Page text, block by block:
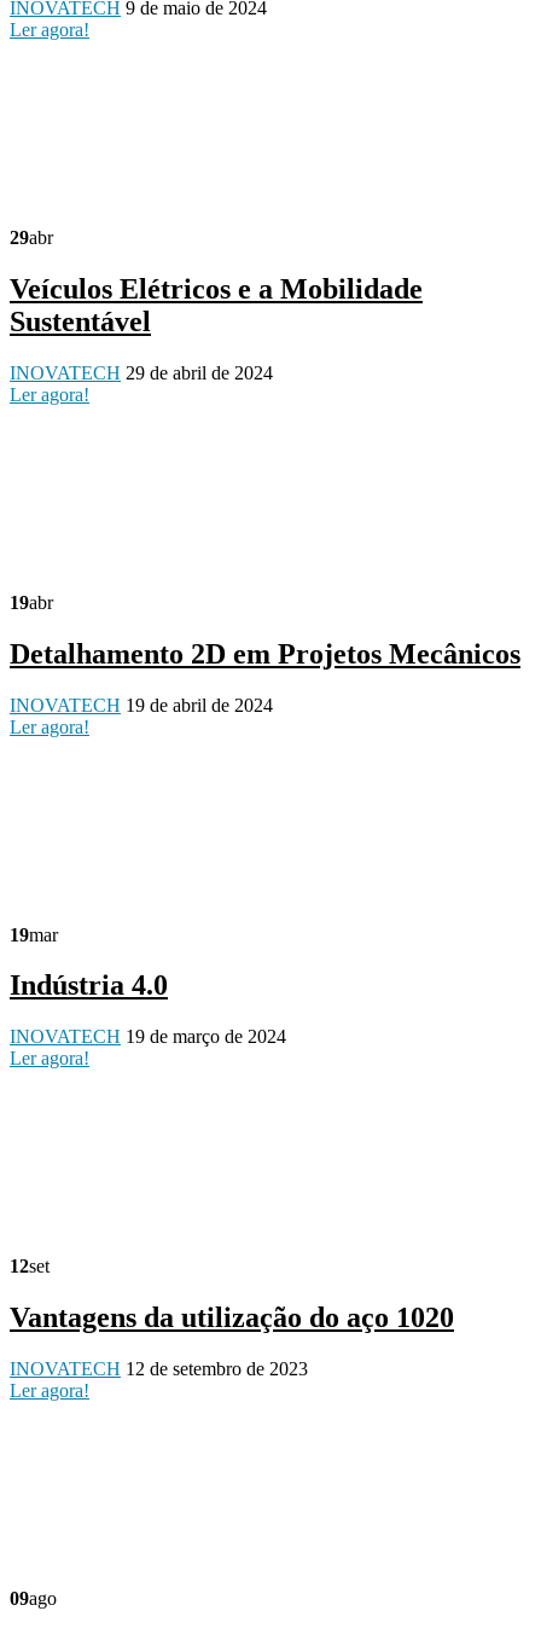
INOVATECH 9 de maio de 2024
Ler agora!
29abr
Veículos Elétricos e a Mobilidade
Sustentável
INOVATECH 29 de abril de 2024
Ler agora!
19abr
Detalhamento 2D em Projetos Mecânicos
INOVATECH 19 de abril de 2024
Ler agora!
19mar
Indústria 4.0
INOVATECH 19 de março de 2024
Ler agora!
12set
Vantagens da utilização do aço 1020
INOVATECH 12 de setembro de 2023
Ler agora!
09ago